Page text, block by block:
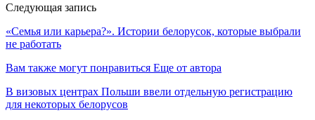
Следующая запись
«Семья или карьера?». Истории белорусок, которые выбрали
не работать
Вам также могут понравиться Еще от автора
В визовых центрах Польши ввели отдельную регистрацию
для некоторых белорусов